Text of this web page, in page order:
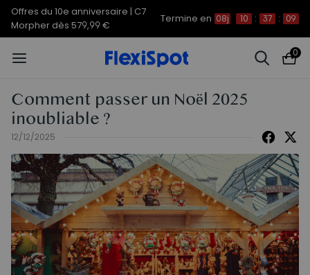
Offres du 10e anniversaire | C7
Morpher dès 579,99 €
Termine en 08j 10 : 37 : 09
0
Comment passer un Noël 2025
inoubliable ?
12/12/2025